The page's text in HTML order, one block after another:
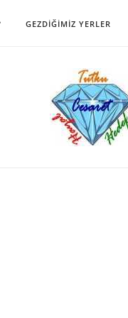
GEZDIĞIMIZ YERLER